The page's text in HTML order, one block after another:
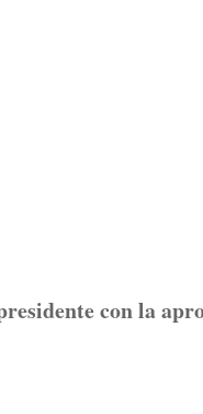
con la